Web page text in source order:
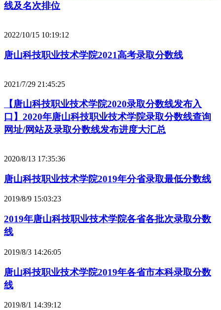
线及名次排位
2022/10/15 10:19:12
唐山科技职业技术学院2021高考录取分数线
2021/7/29 21:45:25
【唐山科技职业技术学院2020录取分数线发布入
口】2020年唐山科技职业技术学院录取分数线查询
网址/网站及录取分数线发布进度大汇总
2020/8/13 17:35:36
唐山科技职业技术学院2019年分省录取最低分数线
2019/8/9 15:03:23
2019年唐山科技职业技术学院各省各批次录取分数
线
2019/8/3 14:26:05
唐山科技职业技术学院2019年各省市本科录取分数
线
2019/8/1 14:39:12